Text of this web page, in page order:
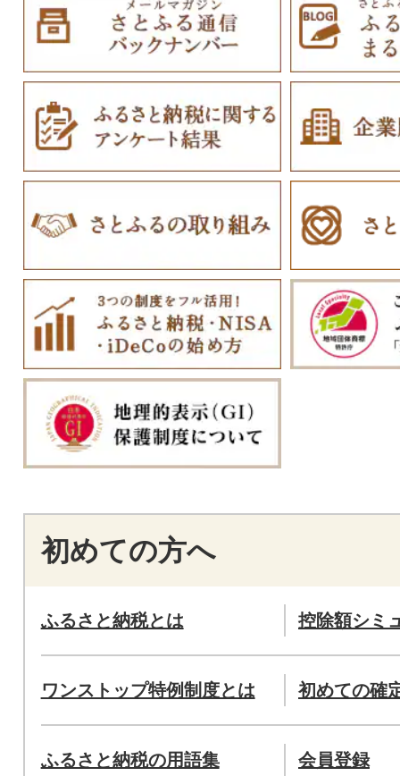
初めての方へ
ふるさと納税とは 控除額シミ
ワンストップ特例制度とは 初めての確
ふるさと納税の用語集 会員登録